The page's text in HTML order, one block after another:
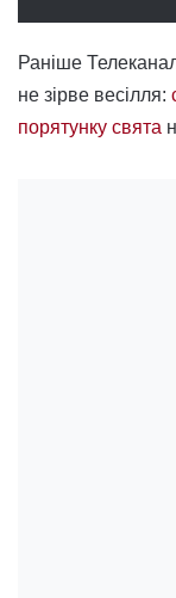
Раніше
не зірве весілля:
порятунку свята